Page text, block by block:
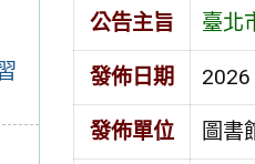
公告主旨 臺北
發佈日期 2026
發佈單位 圖書